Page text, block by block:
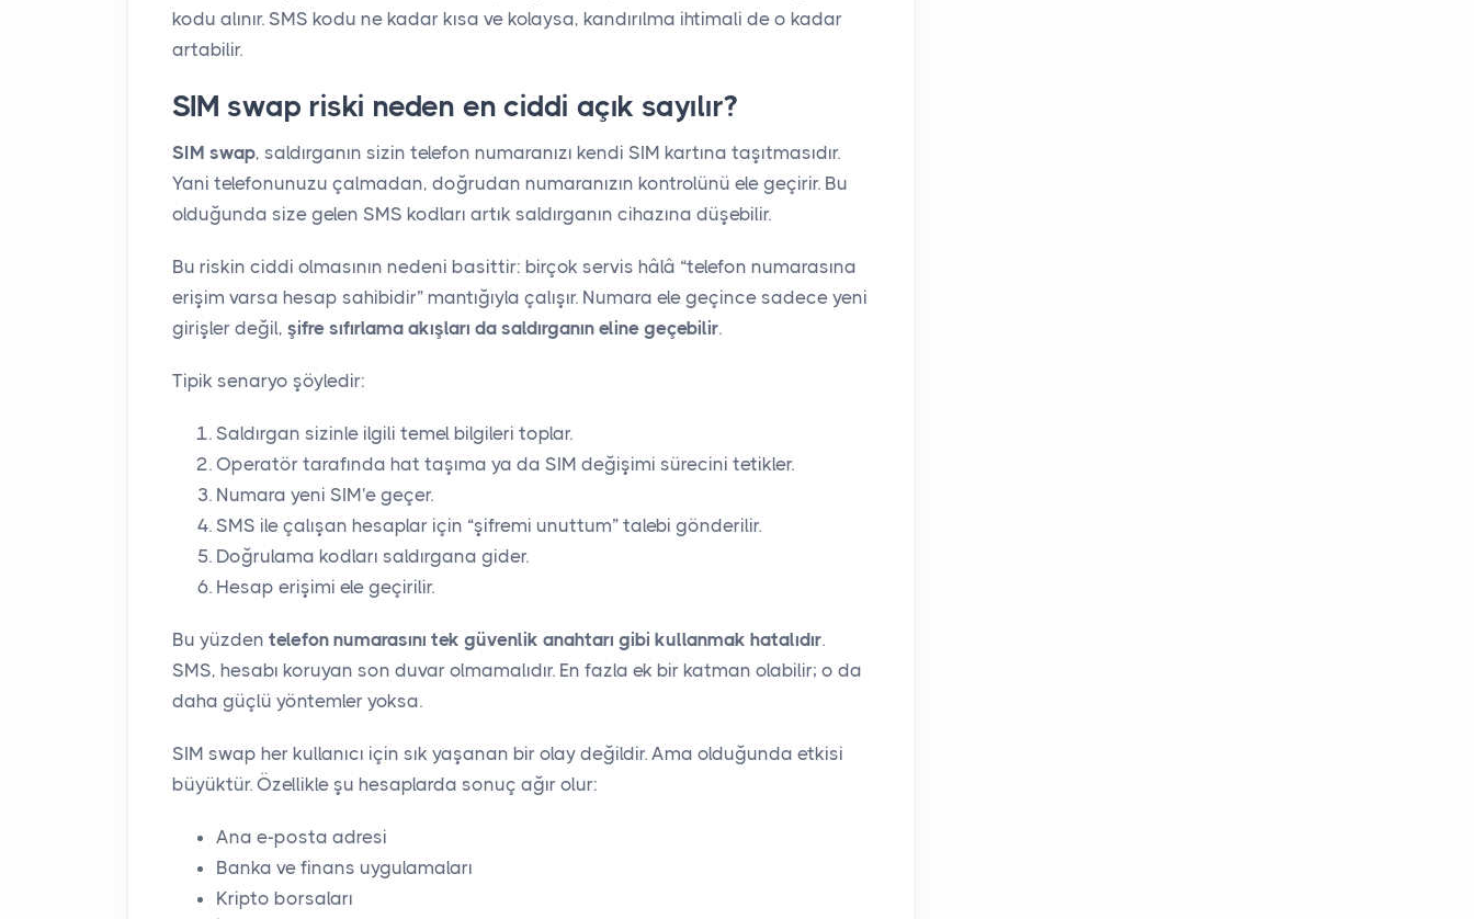
kodu alınır. SMS kodu ne kadar kısa ve kolaysa, kandırılma ihtimali de o kadar
artabilir.
SIM swap riski neden en ciddi açık sayılır?
SIM swap, saldırganın sizin telefon numaranızı kendi SIM kartına taşıtmasıdır.
Yani telefonunuzu çalmadan, doğrudan numaranızın kontrolünü ele geçirir. Bu
olduğunda size gelen SMS kodları artık saldırganın cihazına düşebilir.
Bu riskin ciddi olmasının nedeni basittir: birçok servis hâlâ “telefon numarasına
erişim varsa hesap sahibidir” mantığıyla çalışır. Numara ele geçince sadece yeni
girişler değil, şifre sıfırlama akışları da saldırganın eline geçebilir.
Tipik senaryo şöyledir:
Saldırgan sizinle ilgili temel bilgileri toplar.
Operatör tarafında hat taşıma ya da SIM değişimi sürecini tetikler.
Numara yeni SIM'e geçer.
SMS ile çalışan hesaplar için “şifremi unuttum” talebi gönderilir.
Doğrulama kodları saldırgana gider.
Hesap erişimi ele geçirilir.
Bu yüzden telefon numarasını tek güvenlik anahtarı gibi kullanmak hatalıdır.
SMS, hesabı koruyan son duvar olmamalıdır. En fazla ek bir katman olabilir; o da
daha güçlü yöntemler yoksa.
SIM swap her kullanıcı için sık yaşanan bir olay değildir. Ama olduğunda etkisi
büyüktür. Özellikle şu hesaplarda sonuç ağır olur:
Ana e-posta adresi
Banka ve finans uygulamaları
Kripto borsaları